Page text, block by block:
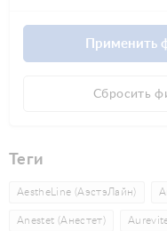
Сбросить
Теги
AestheLine (АэстэЛайн)
Anestet (Анестет)